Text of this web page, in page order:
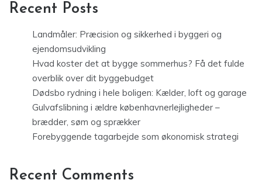
Recent Posts
Landmåler: Præcision og sikkerhed i byggeri og
ejendomsudvikling
Hvad koster det at bygge sommerhus? Få det fulde
overblik over dit byggebudget
Dødsbo rydning i hele boligen: Kælder, loft og garage
Gulvafslibning i ældre københavnerlejligheder –
brædder, søm og sprækker
Forebyggende tagarbejde som økonomisk strategi
Recent Comments